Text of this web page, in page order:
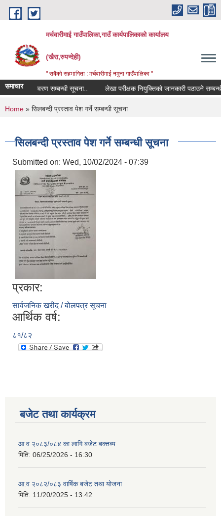
Skip to main content
मर्चवारीमाई गाउँपालिका,गाउँ कार्यपालिकाको कार्यालय
(खैरा,रुपन्देही)
" सबैको सहभागिता : मर्चवारीमाई नमुना गाउँपालिका "
समाचार
कोपोमिस विवरण सम्बन्धी सूचना.. लेखा परीक्षक नियुक्तिको जानकारी पठाउने सम्बन्धी
You are here
Home » सिलबन्दी प्रस्ताव पेश गर्ने सम्बन्धी सूचना
सिलबन्दी प्रस्ताव पेश गर्ने सम्बन्धी सूचना
Submitted on: Wed, 10/02/2024 - 07:39
प्रकार:
सार्वजनिक खरीद / बोलपत्र सूचना
आर्थिक वर्ष:
८१/८२
बजेट तथा कार्यक्रम
आ.व २०८३/०८४ का लागि बजेट बक्तब्य
मिति: 06/25/2026 - 16:30
आ.व २०८२/०८३ वार्षिक बजेट तथा योजना
मिति: 11/20/2025 - 13:42